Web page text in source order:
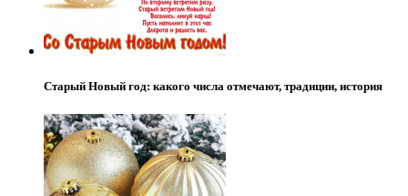
Старый Новый год: какого числа отмечают, традиции, история